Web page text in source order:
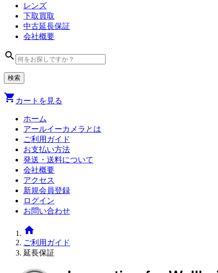
レンズ
下取買取
中古延長保証
会社概要
search
shopping_cart カートを見る
ホーム
アールイーカメラとは
ご利用ガイド
お支払い方法
発送・送料について
会社概要
アクセス
新規会員登録
ログイン
お問い合わせ
home
ご利用ガイド
延長保証